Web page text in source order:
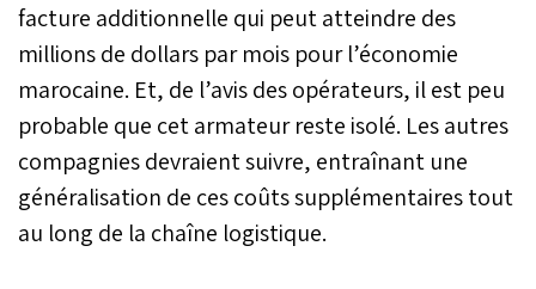
facture additionnelle qui peut atteindre des
millions de dollars par mois pour l’économie
marocaine. Et, de l’avis des opérateurs, il est peu
probable que cet armateur reste isolé. Les autres
compagnies devraient suivre, entraînant une
généralisation de ces coûts supplémentaires tout
au long de la chaîne logistique.